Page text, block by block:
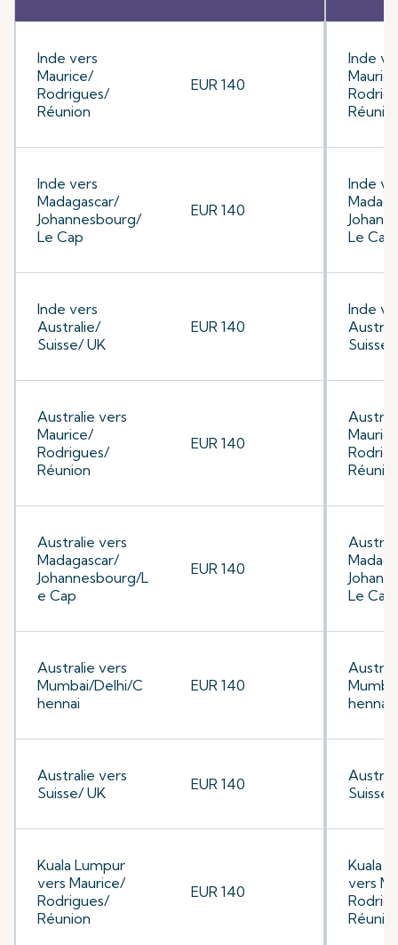
Inde vers
Maurice/
Rodrigues/
Réunion
EUR 140
Inde vers
Madagascar/
Johannesbourg/
Le Cap
EUR 140
Inde vers
Australie/
Suisse/ UK
EUR 140
Australie vers
Maurice/
Rodrigues/
Réunion
EUR 140
Australie vers
Madagascar/
Johannesbourg/L
e Cap
EUR 140
Australie vers
Mumbai/Delhi/C
hennai
EUR 140
Australie vers
Suisse/ UK
EUR 140
Kuala Lumpur
vers Maurice/
Rodrigues/
Réunion
EUR 140
Inde
Inde
Le Cap
Inde
Suisse/
Le Cap
hennai
Suisse/
Kuala
vers